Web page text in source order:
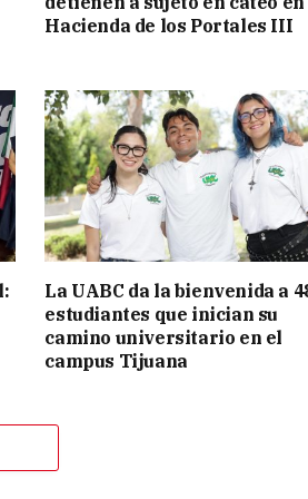
Hacienda de los Portales III
La UABC da la bienvenida a
estudiantes que inician su
camino universitario en el
campus Tijuana